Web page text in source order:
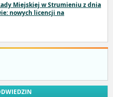
Miejskiej w Strumieniu z dnia
nowych licencji na